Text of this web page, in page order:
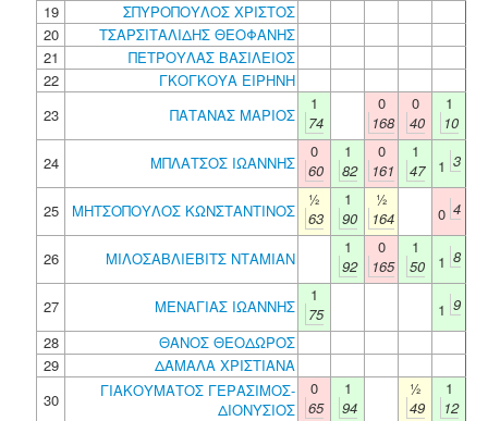
19
ΣΠΥΡΟΠΟΥΛΟΣ ΧΡΙΣΤΟΣ
20
ΤΣΑΡΣΙΤΑΛΙΔΗΣ ΘΕΟΦΑΝΗΣ
21
ΠΕΤΡΟΥΛΑΣ ΒΑΣΙΛΕΙΟΣ
22
ΓΚΟΓΚΟΥΑ ΕΙΡΗΝΗ
23
ΠΑΤΑΝΑΣ ΜΑΡΙΟΣ
1
74
0
168
0
40
1
10
24
ΜΠΛΑΤΣΟΣ ΙΩΑΝΝΗΣ
0
60
1
82
0
161
1
47
1 3
25 ΜΗΤΣΟΠΟΥΛΟΣ ΚΩΝΣΤΑΝΤΙΝΟΣ
½
63
1
90
½
164
0 4
26 ΜΙΛΟΣΑΒΛΙΕΒΙΤΣ ΝΤΑΜΙΑΝ
1
92
0
165
1
50
1 8
27 ΜΕΝΑΓΙΑΣ ΙΩΑΝΝΗΣ
1
75
1 9
28
ΘΑΝΟΣ ΘΕΟΔΩΡΟΣ
29
ΔΑΜΑΛΑ ΧΡΙΣΤΙΑΝΑ
30
ΓΙΑΚΟΥΜΑΤΟΣ ΓΕΡΑΣΙΜΟΣ-
ΔΙΟΝΥΣΙΟΣ
0
65
1
94
½
49
1
12